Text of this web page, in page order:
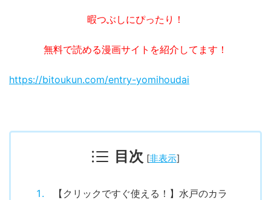
暇つぶしにぴったり！
無料で読める漫画サイトを紹介してます！
https://bitoukun.com/entry-yomihoudai
目次 [非表示]
【クリックですぐ使える！】水戸のカラ